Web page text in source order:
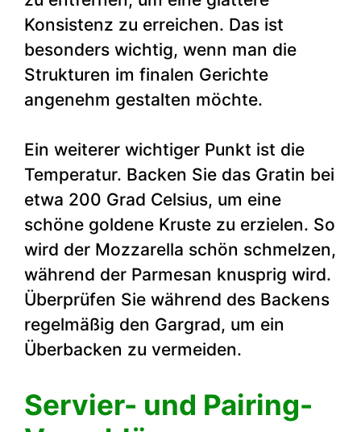
Konsistenz zu erreichen. Das ist
besonders wichtig, wenn man die
Strukturen im finalen Gerichte
angenehm gestalten möchte.
Ein weiterer wichtiger Punkt ist die
Temperatur. Backen Sie das Gratin bei
etwa 200 Grad Celsius, um eine
schöne goldene Kruste zu erzielen. So
wird der Mozzarella schön schmelzen,
während der Parmesan knusprig wird.
Überprüfen Sie während des Backens
regelmäßig den Gargrad, um ein
Überbacken zu vermeiden.
Servier- und Pairing-